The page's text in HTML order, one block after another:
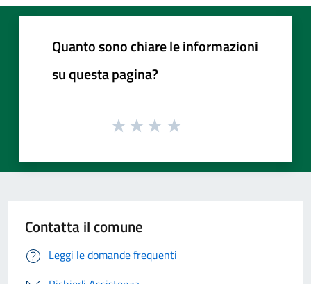
Quanto sono chiare le informazioni
su questa pagina?
Contatta il comune
Leggi le domande frequenti